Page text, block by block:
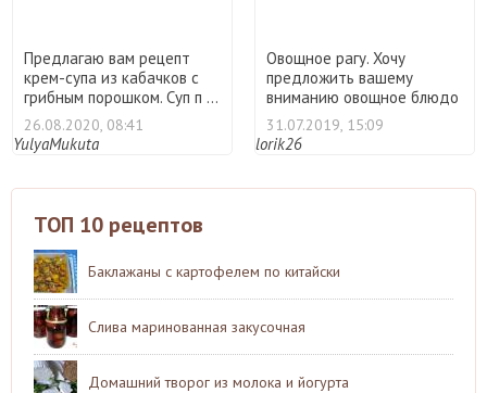
Предлагаю вам рецепт
крем-супа из кабачков с
грибным порошком. Суп п ...
26.08.2020, 08:41
YulyaMukuta
Овощное рагу. Хочу
предложить вашему
вниманию овощное блюдо
простейш ...
31.07.2019, 15:09
lorik26
ТОП 10 рецептов
Баклажаны с картофелем по китайски
Слива маринованная закусочная
Домашний творог из молока и йогурта